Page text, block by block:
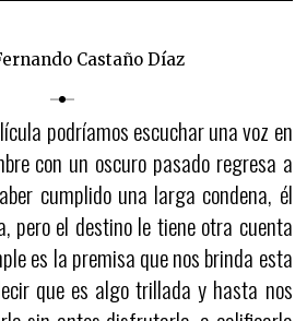
Castaño Díaz
podríamos escuchar una voz en
con un oscuro pasado regresa a
cumplido una larga condena, él
pero el destino le tiene otra cuenta
es la premisa que nos brinda esta
que es algo trillada y hasta nos